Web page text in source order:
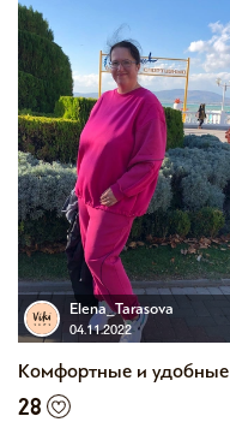
Elena_Tarasova
04.11.2022
Комфортные и удобные
28